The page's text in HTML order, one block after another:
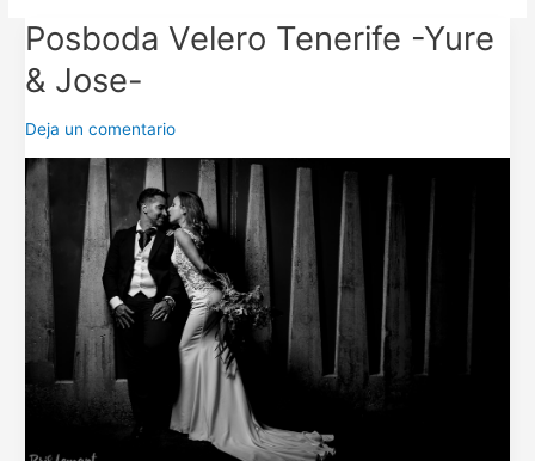
Posboda Velero Tenerife -Yure
& Jose-
Deja un comentario
Posboda
Velero
Tenerife
Yure
&
Jose-